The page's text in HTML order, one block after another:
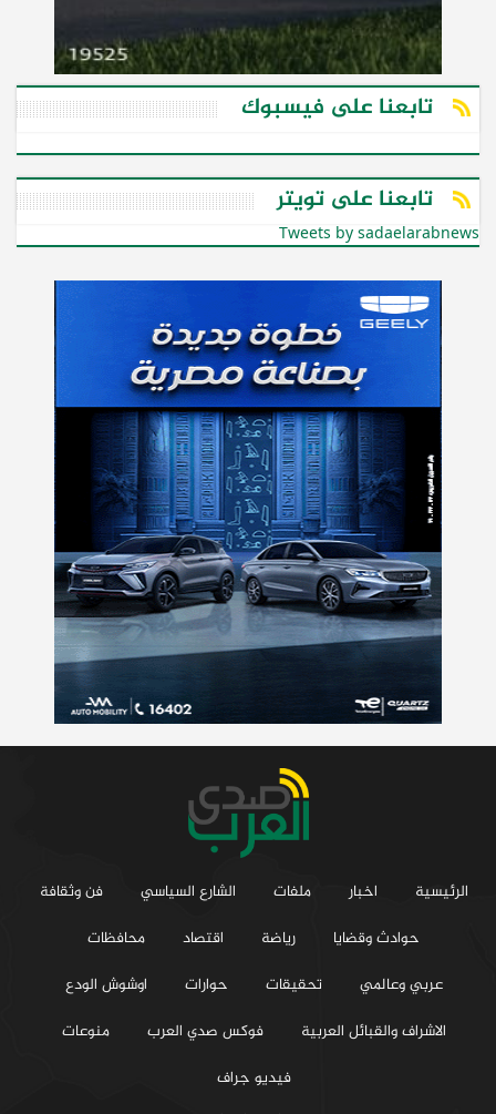
تابعنا على فيسبوك
تابعنا على تويتر
Tweets by sadaelarabnews
الرئيسية اخبار ملفات الشارع السياسي
فن وثقافة
حوادث وقضايا
رياضة اقتصاد
محافظات
عربي وعالمي
تحقيقات حوارات
اوشوش الودع
الاشراف والقبائل العربية
فوكس صدي العرب
منوعات
فيديو جراف